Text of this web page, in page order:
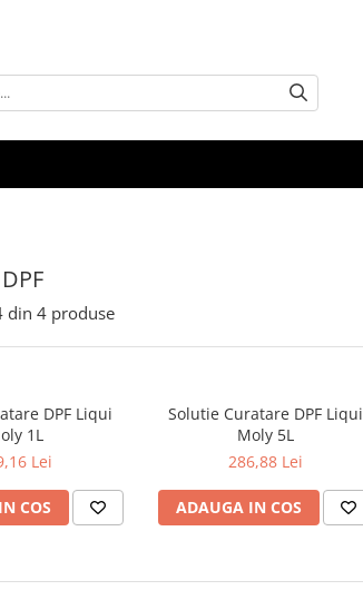
din 4 produse
DPF Liqui
1L
Lei
COS
Solutie Curatare DPF Liqui
Moly 5L
286,88 Lei
ADAUGA IN COS